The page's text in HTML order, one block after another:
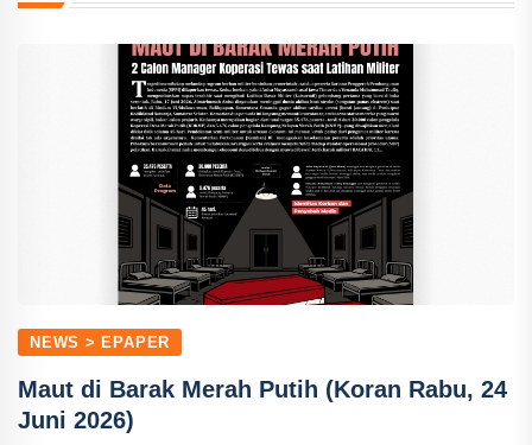
NEWS > EPAPER
Maut di Barak Merah Putih (Koran Rabu, 24
Juni 2026)